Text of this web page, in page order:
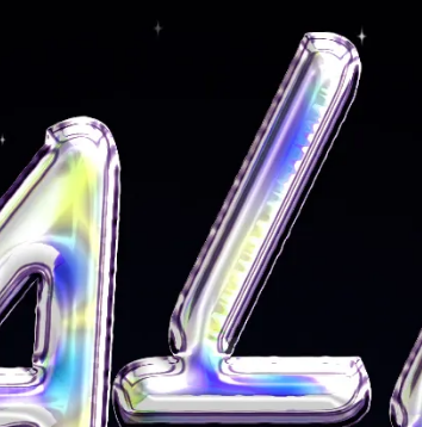
此商品參與的優惠活動
$6888 馬上有禮滿額贈
加入最愛
規格說明